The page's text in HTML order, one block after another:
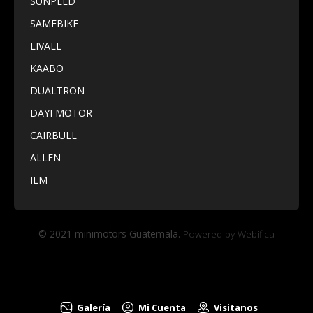
SAMEBIKE
LIVALL
KAABO
DUALTRON
DAYI MOTOR
CAIRBULL
ALLEN
ILM
© 2021 minimotors Guatemala. Powered by Webifica
Galería Mi Cuenta Visitanos